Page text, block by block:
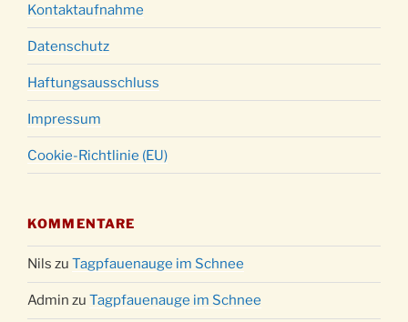
Kontaktaufnahme
Datenschutz
Haftungsausschluss
Impressum
Cookie-Richtlinie (EU)
KOMMENTARE
Nils zu Tagpfauenauge im Schnee
Admin zu Tagpfauenauge im Schnee